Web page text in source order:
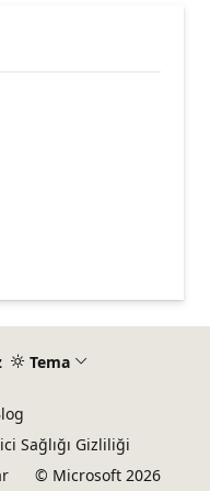
Tema
Sağlığı Gizliliği
© Microsoft 2026